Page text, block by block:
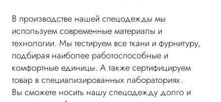
В производстве нашей спецодежды мы
используем современные материалы и
технологии. Мы тестируем все ткани и фурнитуру,
подбирая наиболее работоспособные и
комфортные единицы. А также сертифицируем
товар в специализированных лабораториях.
Вы сможете носить нашу спецодежду долго и